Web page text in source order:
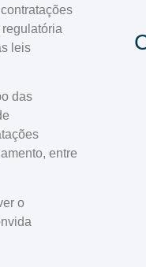
leis
das
entre
o